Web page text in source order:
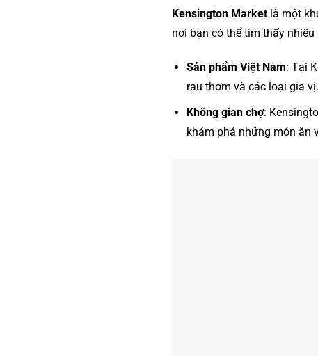
Kensington Market là một
nơi bạn có thể tìm thấy
Sản phẩm Việt Nam: Tại
rau thơm và các loại gia
Không gian chợ:
khám phá những món ăn